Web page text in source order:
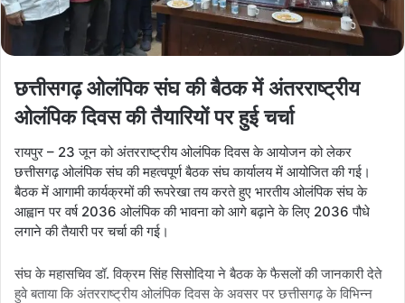
छत्तीसगढ़ ओलंपिक संघ की बैठक में अंतरराष्ट्रीय
ओलंपिक दिवस की तैयारियों पर हुई चर्चा
रायपुर – 23 जून को अंतरराष्ट्रीय ओलंपिक दिवस के आयोजन को लेकर
छत्तीसगढ़ ओलंपिक संघ की महत्वपूर्ण बैठक संघ कार्यालय में आयोजित की गई।
बैठक में आगामी कार्यक्रमों की रूपरेखा तय करते हुए भारतीय ओलंपिक संघ के
आह्वान पर वर्ष 2036 ओलंपिक की भावना को आगे बढ़ाने के लिए 2036 पौधे
लगाने की तैयारी पर चर्चा की गई।
संघ के महासचिव डॉ. विक्रम सिंह सिसोदिया ने बैठक के फैसलों की जानकारी देते
हुवे बताया कि अंतरराष्ट्रीय ओलंपिक दिवस के अवसर पर छत्तीसगढ़ के विभिन्न